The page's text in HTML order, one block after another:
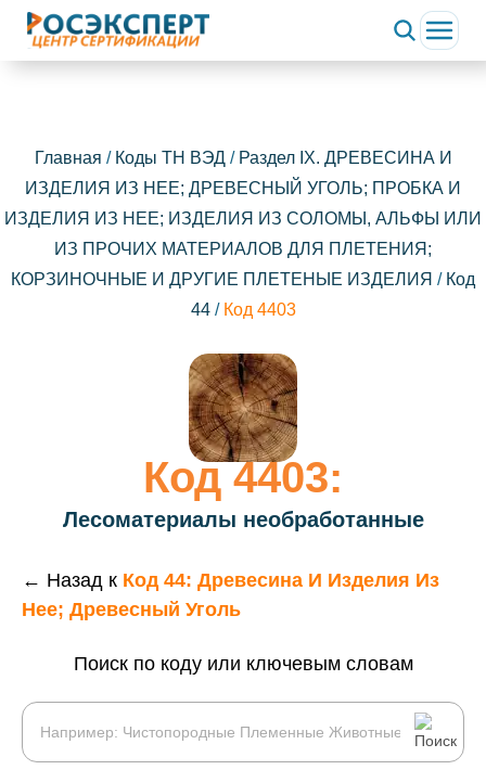
Главная / Коды ТН ВЭД/ Раздел IX. ДРЕВЕСИНА И
ИЗДЕЛИЯ ИЗ НЕЕ; ДРЕВЕСНЫЙ УГОЛЬ; ПРОБКА И
ИЗДЕЛИЯ ИЗ НЕЕ; ИЗДЕЛИЯ ИЗ СОЛОМЫ, АЛЬФЫ ИЛИ
ИЗ ПРОЧИХ МАТЕРИАЛОВ ДЛЯ ПЛЕТЕНИЯ;
КОРЗИНОЧНЫЕ И ДРУГИЕ ПЛЕТЕНЫЕ ИЗДЕЛИЯ / Код
44 / Код 4403
Код 4403:
Лесоматериалы необработанные
← Назад к Код 44: Древесина И Изделия Из
Нее; Древесный Уголь
Поиск по коду или ключевым словам